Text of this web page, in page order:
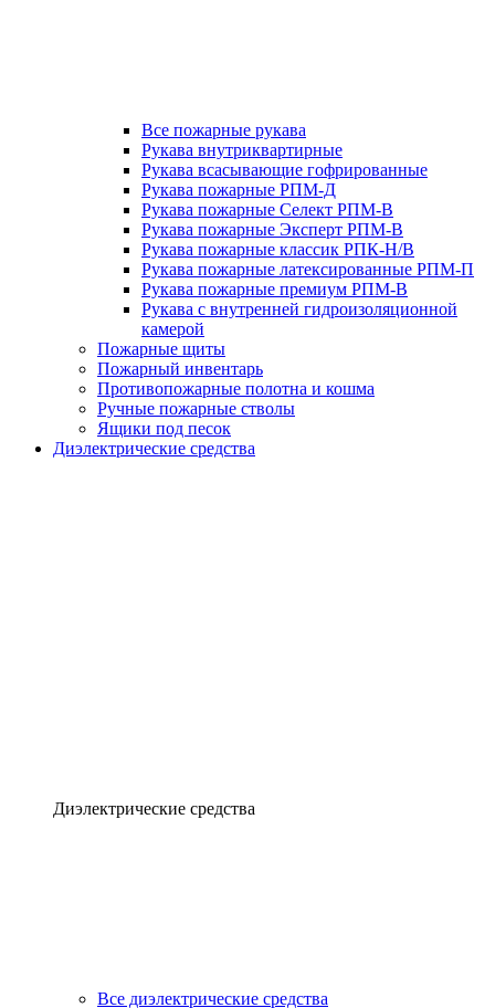
Все пожарные рукава
Рукава внутриквартирные
Рукава всасывающие гофрированные
Рукава пожарные РПМ-Д
Рукава пожарные Селект РПМ-В
Рукава пожарные Эксперт РПМ-В
Рукава пожарные классик РПК-Н/В
Рукава пожарные латексированные РПМ-П
Рукава пожарные премиум РПМ-В
Рукава с внутренней гидроизоляционной
камерой
Пожарные щиты
Пожарный инвентарь
Противопожарные полотна и кошма
Ручные пожарные стволы
Ящики под песок
Диэлектрические средства
Диэлектрические средства
Все диэлектрические средства